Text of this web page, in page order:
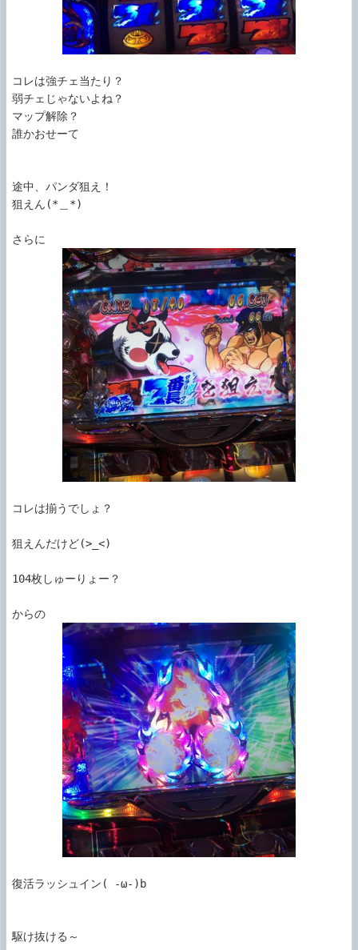
コレは強チェ当たり？
弱チェじゃないよね？
マップ解除？
誰かおせーて
途中、パンダ狙え！
狙えん(*＿*)
コレは揃うでしょ？
狙えんだけど(>_<)
104枚しゅーりょー？
復活ラッシュイン( ‐ω‐)b
駆け抜ける～